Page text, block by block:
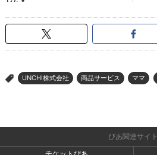
> UNCHI株式会社 商品サービス ママ
ぴあ関連サイト